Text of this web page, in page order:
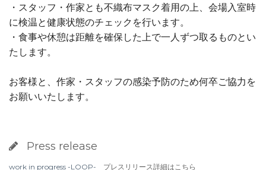
・スタッフ・作家とも不織布マスク着用の上、会場入室時
に検温と健康状態のチェックを行います。
・食事や休憩は距離を確保した上で一人ずつ取るものとい
たします。
お客様と、作家・スタッフの感染予防のため何卒ご協力を
お願いいたします。
Press release
work in progress -LOOP- プレスリリース詳細はこちら